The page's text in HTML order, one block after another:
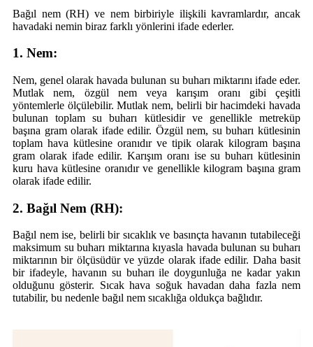
Bağıl nem (RH) ve nem birbiriyle ilişkili kavramlardır, ancak
havadaki nemin biraz farklı yönlerini ifade ederler.
1. Nem:
Nem, genel olarak havada bulunan su buharı miktarını ifade eder.
Mutlak nem, özgül nem veya karışım oranı gibi çeşitli
yöntemlerle ölçülebilir. Mutlak nem, belirli bir hacimdeki havada
bulunan toplam su buharı kütlesidir ve genellikle metreküp
başına gram olarak ifade edilir. Özgül nem, su buharı kütlesinin
toplam hava kütlesine oranıdır ve tipik olarak kilogram başına
gram olarak ifade edilir. Karışım oranı ise su buharı kütlesinin
kuru hava kütlesine oranıdır ve genellikle kilogram başına gram
olarak ifade edilir.
2. Bağıl Nem (RH):
Bağıl nem ise, belirli bir sıcaklık ve basınçta havanın tutabileceği
maksimum su buharı miktarına kıyasla havada bulunan su buharı
miktarının bir ölçüsüdür ve yüzde olarak ifade edilir. Daha basit
bir ifadeyle, havanın su buharı ile doygunluğa ne kadar yakın
olduğunu gösterir. Sıcak hava soğuk havadan daha fazla nem
tutabilir, bu nedenle bağıl nem sıcaklığa oldukça bağlıdır.